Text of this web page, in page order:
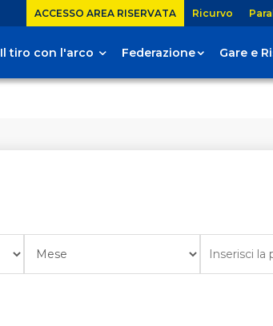
ACCESSO AREA RISERVATA Ricurvo
Il tiro con l'arco Federazione Gare e